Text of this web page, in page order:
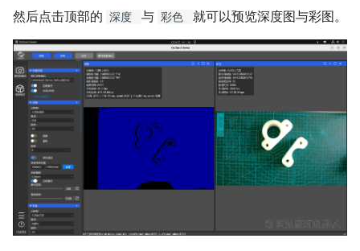
然后点击顶部的 深度 与 彩色 就可以预览深度图与彩图。